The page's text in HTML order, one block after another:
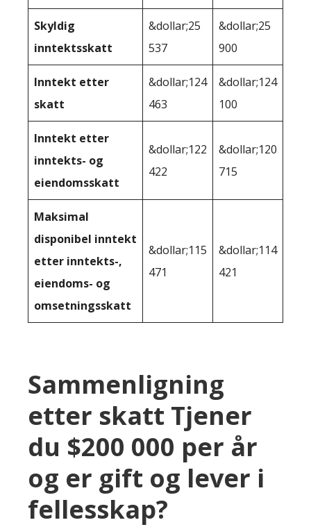
Skyldig
inntektsskatt
&dollar;25
537
&dollar;25
900
Inntekt etter
skatt
&dollar;124
463
&dollar;124
100
Inntekt etter
inntekts- og
eiendomsskatt
&dollar;122
422
&dollar;120
715
Maksimal
disponibel inntekt
etter inntekts-,
eiendoms- og
omsetningsskatt
&dollar;115
471
&dollar;114
421
Sammenligning
etter skatt Tjener
du $200 000 per år
og er gift og lever i
fellesskap?